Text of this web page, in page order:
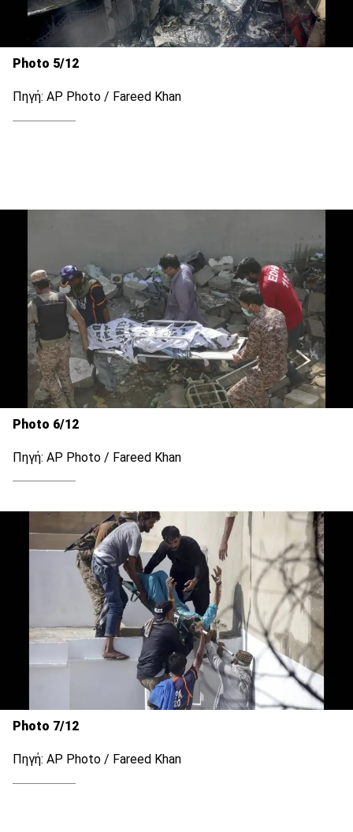
Photo 5/12
Πηγή: AP Photo / Fareed Khan
Photo 6/12
Πηγή: AP Photo / Fareed Khan
Photo 7/12
Πηγή: AP Photo / Fareed Khan